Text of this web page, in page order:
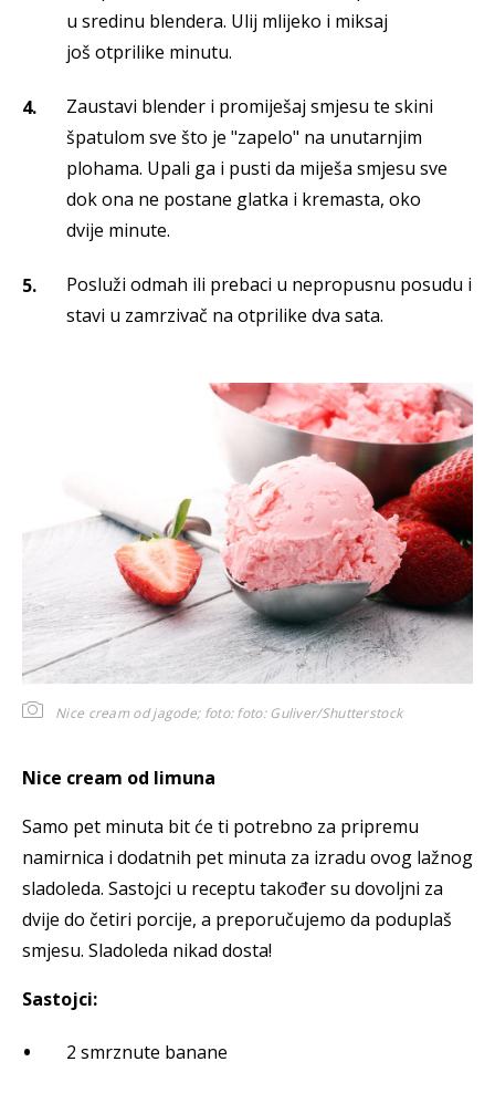
u sredinu blendera. Ulij mlijeko i miksaj
još otprilike minutu.
Zaustavi blender i promiješaj smjesu te skini
špatulom sve što je "zapelo" na unutarnjim
plohama. Upali ga i pusti da miješa smjesu sve
dok ona ne postane glatka i kremasta, oko
dvije minute.
Posluži odmah ili prebaci u nepropusnu posudu i
stavi u zamrzivač na otprilike dva sata.
Nice cream od jagode; foto:foto: Guliver/Shutterstock
Nice cream od limuna
Samo pet minuta bit će ti potrebno za pripremu
namirnica i dodatnih pet minuta za izradu ovog lažnog
sladoleda. Sastojci u receptu također su dovoljni za
dvije do četiri porcije, a preporučujemo da poduplaš
smjesu. Sladoleda nikad dosta!
Sastojci:
2 smrznute banane